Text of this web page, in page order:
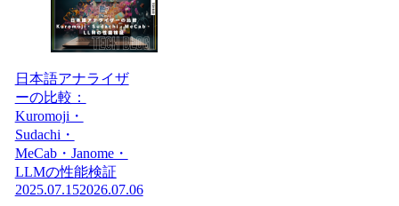
日本語アナライザ
ーの比較：
Kuromoji・
Sudachi・
MeCab・Janome・
LLMの性能検証
2025.07.152026.07.06